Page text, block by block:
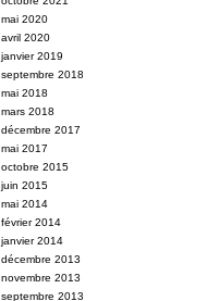
mai 2020
avril 2020
janvier 2019
septembre 2018
mai 2018
mars 2018
décembre 2017
mai 2017
octobre 2015
juin 2015
mai 2014
février 2014
janvier 2014
décembre 2013
novembre 2013
septembre 2013